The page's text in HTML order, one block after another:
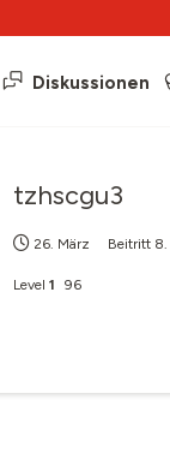
Diskussionen
tzhscgu3
26. März Beitritt
Level 1 96